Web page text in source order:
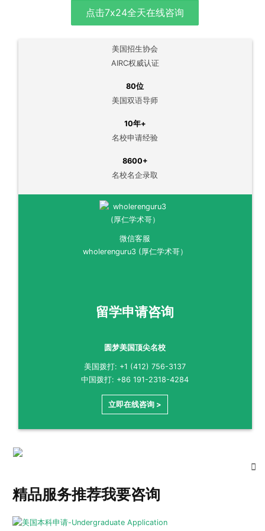
点击7x24全天在线咨询
美国招生协会
AIRC权威认证
80位
美国双语导师
10年+
名校申请经验
8600+
名校名企录取
微信客服
wholerenguru3 (厚仁学术哥）
留学申请咨询
圆梦美国顶尖名校
美国拨打: +1 (412) 756-3137
中国拨打: +86 191-2318-4284
立即在线咨询 >
精品服务推荐我要咨询